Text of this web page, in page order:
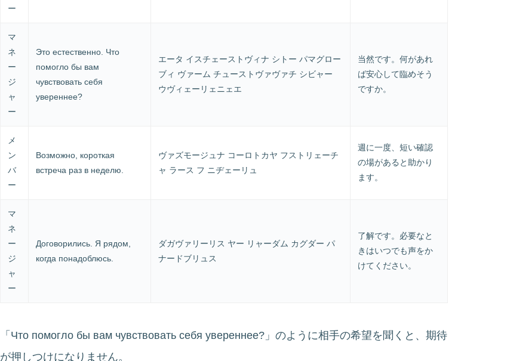
ー
マ
ネ
ー
ジ
ャ
ー
Это естественно. Что
помогло бы вам
чувствовать себя
увереннее?
エータ イスチェーストヴィナ シトー パマグロー
ブィ ヴァーム チューストヴァヴァチ シビャー
ウヴィェーリェニェエ
当然です。何があれ
ば安心して臨めそう
ですか。
メ
ン
バ
ー
Возможно, короткая
встреча раз в неделю.
ヴァズモージュナ コーロトカヤ フストリェーチ
ャ ラース フ ニヂェーリュ
週に一度、短い確認
の場があると助かり
ます。
マ
ネ
ー
ジ
ャ
ー
Договорились. Я рядом,
когда понадоблюсь.
ダガヴァリーリス ヤー リャーダム カグダー パ
ナードブリュス
了解です。必要なと
きはいつでも声をか
けてください。
「Что помогло бы вам чувствовать себя увереннее?」のように相手の希望を聞くと、期待
が押しつけになりません。